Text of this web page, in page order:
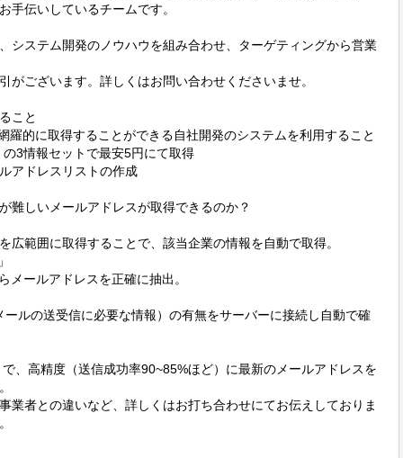
手伝いしているチームです。
システム開発のノウハウを組み合わせ、ターゲティングから営業
ございます。詳しくはお問い合わせくださいませ。
こと
羅的に取得することができる自社開発のシステムを利用すること
3情報セットで最安5円にて取得
アドレスリストの作成
難しいメールアドレスが取得できるのか？
範囲に取得することで、該当企業の情報を自動で取得。
ールアドレスを正確に抽出。
ルの送受信に必要な情報）の有無をサーバーに接続し自動で確
、高精度（送信成功率90~85%ほど）に最新のメールアドレスを
業者との違いなど、詳しくはお打ち合わせにてお伝えしておりま